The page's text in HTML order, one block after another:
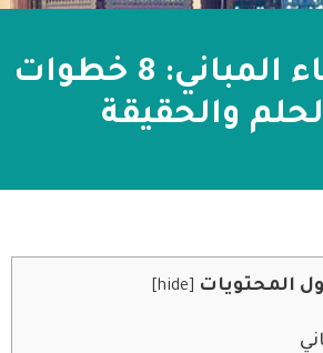
كيف يتم بناء المباني: 8 خطوات
والحقيقة
المحتويات [
hide
]